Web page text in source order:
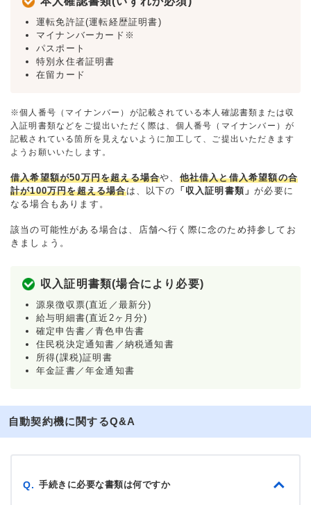
運転免許証(運転経歴証明書)
マイナンバーカード※
パスポート
特別永住者証明書
在留カード
※個人番号（マイナンバー）が記載されている本人確認書類または収
入証明書類などをご提出いただく際は、個人番号（マイナンバー）が
記載されている箇所を見えないように加工して、ご提出いただきます
ようお願いいたします。
借入希望額が50万円を超える場合や、 他社借入と借入希望額の合
計が100万円を超える場合は、以下の 「収入証明書類」が必要に
なる場合もあります。
該当の可能性がある場合は、店舗へ行く際に念のため持参してお
きましょう。
収入証明書類(場合により必要)
源泉徴収票(直近／最新分)
給与明細書(直近2ヶ月分)
確定申告書／青色申告書
住民税決定通知書／納税通知書
所得(課税)証明書
年金証書／年金通知書
自動契約機に関するQ&A
Q. 手続きに必要な書類は何ですか